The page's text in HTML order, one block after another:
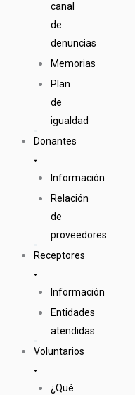
canal
de
denuncias
Memorias
Plan
de
igualdad
Donantes
Información
Relación
de
proveedores
Receptores
Información
Entidades
atendidas
Voluntarios
¿Qué